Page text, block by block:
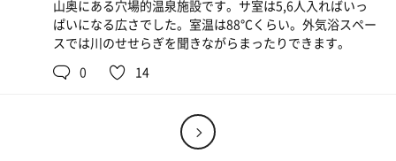
山奥にある穴場的温泉施設です。サ室は5,6人入ればいっ
ぱいになる広さでした。室温は88℃くらい。外気浴スペー
スでは川のせせらぎを聞きながらまったりできます。
0
14